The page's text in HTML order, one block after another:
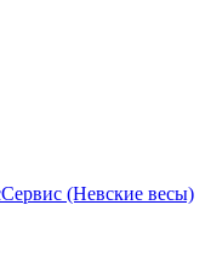
(Невские весы)